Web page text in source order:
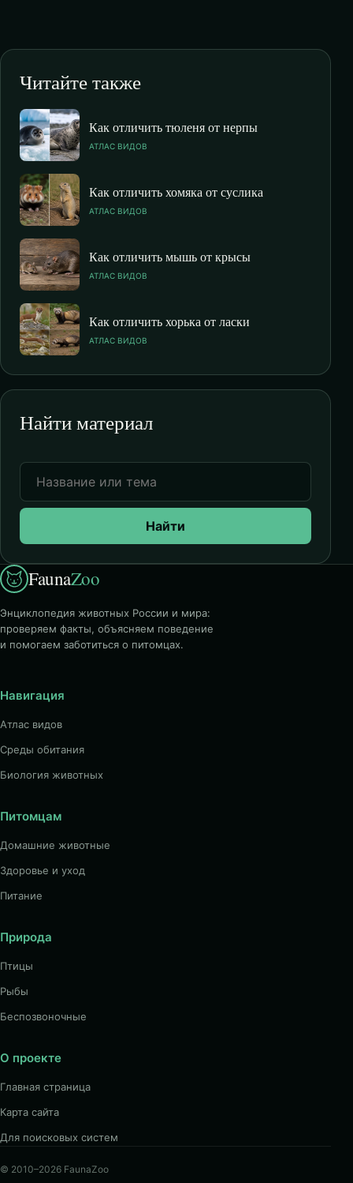
Читайте также
Как отличить тюленя от нерпы
АТЛАС ВИДОВ
Как отличить хомяка от суслика
АТЛАС ВИДОВ
Как отличить мышь от крысы
АТЛАС ВИДОВ
Как отличить хорька от ласки
АТЛАС ВИДОВ
Найти материал
Найти
FaunaZoo
Энциклопедия животных России и мира:
проверяем факты, объясняем поведение
и помогаем заботиться о питомцах.
Навигация
Атлас видов
Среды обитания
Биология животных
Питомцам
Домашние животные
Здоровье и уход
Питание
Природа
Птицы
Рыбы
Беспозвоночные
О проекте
Главная страница
Карта сайта
Для поисковых систем
© 2010–2026 FaunaZoo